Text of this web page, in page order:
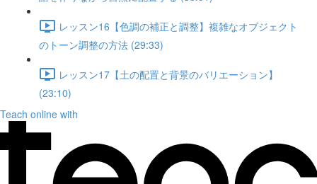
レッスン16【色調の補正と調整】複雑なオブジェクト
のトーン調整の方法 (29:33)
レッスン17【土の配置と背景のバリエーション】
(23:10)
Teach online with